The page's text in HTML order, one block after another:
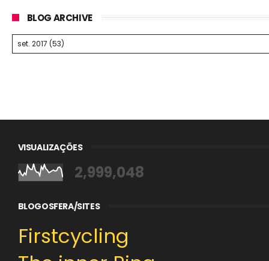
BLOG ARCHIVE
VISUALIZAÇÕES
2,999,048
BLOGOSFERA/SITES
Firstcycling